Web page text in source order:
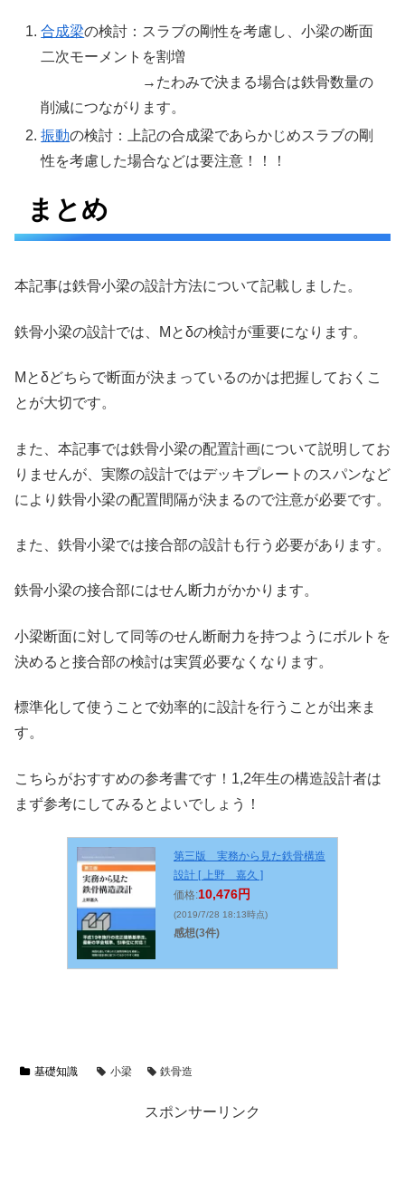
合成梁の検討：スラブの剛性を考慮し、小梁の断面
二次モーメントを割増
→たわみで決まる場合は鉄骨数量の
削減につながります。
振動の検討：上記の合成梁であらかじめスラブの剛
性を考慮した場合などは要注意！！！
まとめ
本記事は鉄骨小梁の設計方法について記載しました。
鉄骨小梁の設計では、Mとδの検討が重要になります。
Mとδどちらで断面が決まっているのかは把握しておくこ
とが大切です。
また、本記事では鉄骨小梁の配置計画について説明してお
りませんが、実際の設計ではデッキプレートのスパンなど
により鉄骨小梁の配置間隔が決まるので注意が必要です。
また、鉄骨小梁では接合部の設計も行う必要があります。
鉄骨小梁の接合部にはせん断力がかかります。
小梁断面に対して同等のせん断耐力を持つようにボルトを
決めると接合部の検討は実質必要なくなります。
標準化して使うことで効率的に設計を行うことが出来ま
す。
こちらがおすすめの参考書です！1,2年生の構造設計者は
まず参考にしてみるとよいでしょう！
第三版 実務から見た鉄骨構造
設計 [ 上野 嘉久 ]
価格:10,476円
(2019/7/28 18:13時点)
感想(3件)
基礎知識 小梁 鉄骨造
スポンサーリンク